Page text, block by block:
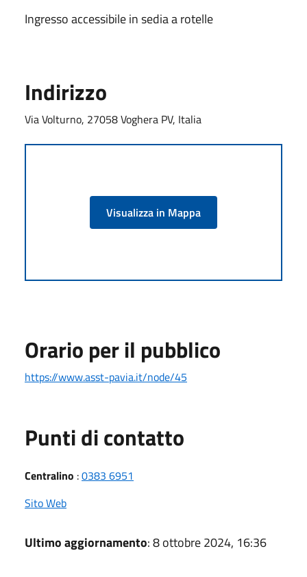
Ingresso accessibile in sedia a rotelle
Indirizzo
Via Volturno, 27058 Voghera PV, Italia
Visualizza in Mappa
Orario per il pubblico
https://www.asst-pavia.it/node/45
Punti di contatto
Centralino :0383 6951
Sito Web
Ultimo aggiornamento: 8 ottobre 2024, 16:36